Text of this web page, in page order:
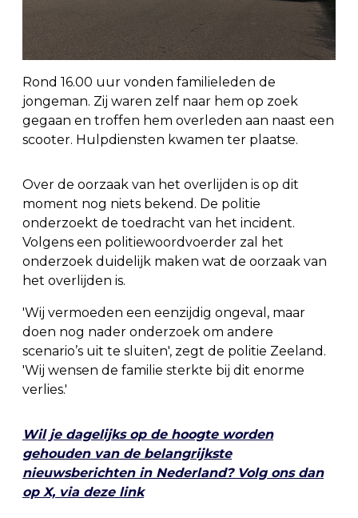
Rond 16.00 uur vonden familieleden de
jongeman. Zij waren zelf naar hem op zoek
gegaan en troffen hem overleden aan naast een
scooter. Hulpdiensten kwamen ter plaatse.
Over de oorzaak van het overlijden is op dit
moment nog niets bekend. De politie
onderzoekt de toedracht van het incident.
Volgens een politiewoordvoerder zal het
onderzoek duidelijk maken wat de oorzaak van
het overlijden is.
'Wij vermoeden een eenzijdig ongeval, maar
doen nog nader onderzoek om andere
scenario’s uit te sluiten', zegt de politie Zeeland.
'Wij wensen de familie sterkte bij dit enorme
verlies.'
Wil je dagelijks op de hoogte worden
gehouden van de belangrijkste
nieuwsberichten in Nederland? Volg ons dan
op X, via deze link